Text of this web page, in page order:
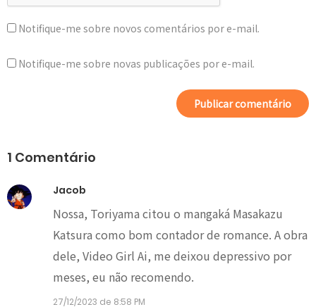
Notifique-me sobre novos comentários por e-mail.
Notifique-me sobre novas publicações por e-mail.
1 Comentário
Jacob
Nossa, Toriyama citou o mangaká Masakazu
Katsura como bom contador de romance. A obra
dele, Video Girl Ai, me deixou depressivo por
meses, eu não recomendo.
27/12/2023 de 8:58 PM